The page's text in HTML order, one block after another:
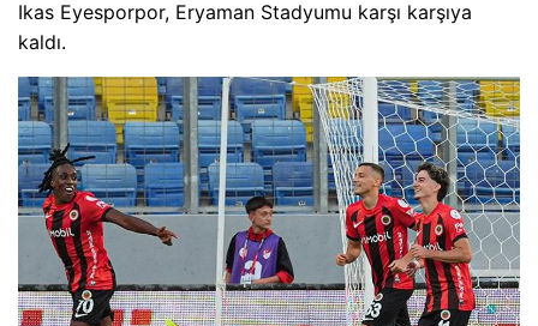
Ikas Eyesporpor, Eryaman Stadyumu karşı karşıya
kaldı.